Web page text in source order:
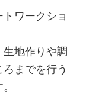
ワークショ
地作りや調
までを行う